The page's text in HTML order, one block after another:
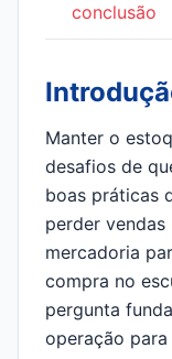
conclusão
Manter o
desafios de
boas práticas
perder
mercadoria
compra no
pergunta
operação